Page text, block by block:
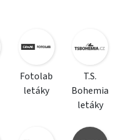
Fotolab
letáky
T.S.
Bohemia
letáky